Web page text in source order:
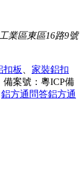
業區東區16路9號
扣板
家裝鋁扣
備案號：粵ICP備
鋁方通問答鋁方通